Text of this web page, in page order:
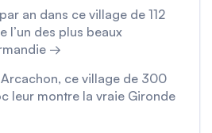
an dans ce village de 112
l’un des plus beaux
→
ce village de 300
leur montre la vraie Gironde